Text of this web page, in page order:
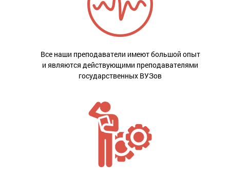
Все наши преподаватели имеют большой опыт
и являются действующими преподавателями
государственных ВУЗов